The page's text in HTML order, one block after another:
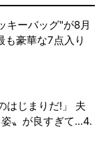
キーバッグ"が8月
も豪華な7点入り
はじまりだ!」 夫
〟が良すぎて...4.